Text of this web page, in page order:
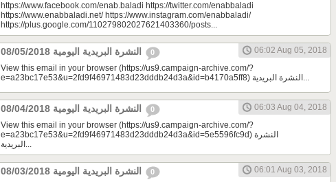
https://www.facebook.com/enab.baladi https://twitter.com/enabbaladi
https://www.enabbaladi.net/ https://www.instagram.com/enabbaladi/
https://plus.google.com/110279802027621403360/posts...
0
06:02 Aug 05, 2018
View this email in your browser (https://us9.campaign-archive.com/?
e=a23bc17e53&u=2fd9f46971483d23dddb24d3a&id=b4170a5ff8) النشرة البريدية...
0
06:03 Aug 04, 2018
View this email in your browser (https://us9.campaign-archive.com/?
e=a23bc17e53&u=2fd9f46971483d23dddb24d3a&id=5e5596fc9d) النشرة
البريدية...
0
06:01 Aug 03, 2018